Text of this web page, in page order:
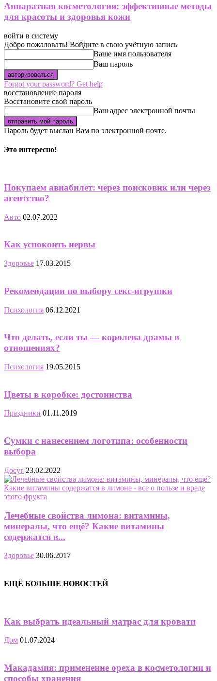
Аппаратная косметология: эффективные методы
для красоты и здоровья кожи
войти в систему
Добро пожаловать! Войдите в свою учётную запись
Ваше имя пользователя
Ваш пароль
Forgot your password? Get help
восстановление пароля
Восстановите свой пароль
Ваш адрес электронной почты
Пароль будет выслан Вам по электронной почте.
Это интересно!
Покупаем авиабилет: через поисковик или через
агентство?
Авто 02.07.2022
Как успокоить нервы
Здоровье 17.03.2015
Рекомендации по выбору секс-игрушки
Психология 06.12.2021
Что делать, если ты — королева драмы в
отношениях?
Психология 19.05.2015
Цветы в коробке: достоинства
Праздники 01.11.2019
Сумки с нанесением логотипа: особенности
выбора
Досуг 23.02.2022
Лечебные свойства лимона: витамины,
минералы, что ещё? Какие витамины
содержатся в...
Здоровье 30.06.2017
ЕЩЁ БОЛЬШЕ НОВОСТЕЙ
Как выбрать идеальный матрас для кровати
Дом 01.07.2024
Макадамия: применение ореха в косметологии и
способы хранения